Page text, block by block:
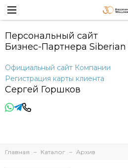
Персональный сайт
Бизнес-Партнера Siberian
Официальный сайт Компании
Регистрация карты клиента
Сергей Горшков
Главная Каталог Архив